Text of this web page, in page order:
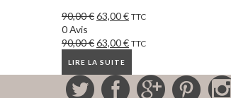
90,00€63,00€ TTC
0 Avis
90,00€63,00€ TTC
LIRE LA SUITE